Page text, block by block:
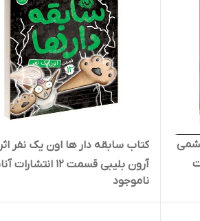
کتاب سابقه دار ها اون یک نفر اثر
آرون بلیبی قسمت 12 انتشارات آناناس
ناموجود